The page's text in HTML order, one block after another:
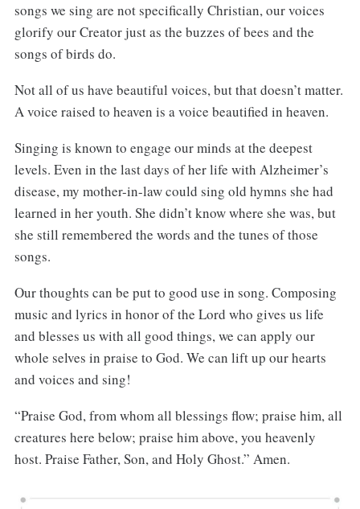
songs we sing are not specifically Christian, our voices
glorify our Creator just as the buzzes of bees and the
songs of birds do.
Not all of us have beautiful voices, but that doesn’t matter.
A voice raised to heaven is a voice beautified in heaven.
Singing is known to engage our minds at the deepest
levels. Even in the last days of her life with Alzheimer’s
disease, my mother-in-law could sing old hymns she had
learned in her youth. She didn’t know where she was, but
she still remembered the words and the tunes of those
songs.
Our thoughts can be put to good use in song. Composing
music and lyrics in honor of the Lord who gives us life
and blesses us with all good things, we can apply our
whole selves in praise to God. We can lift up our hearts
and voices and sing!
“Praise God, from whom all blessings flow; praise him, all
creatures here below; praise him above, you heavenly
host. Praise Father, Son, and Holy Ghost.” Amen.